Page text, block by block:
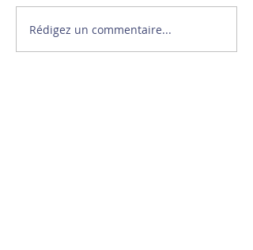
Rédigez un commentaire...